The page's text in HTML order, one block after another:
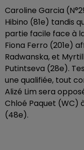
Caroline Garcia
Hibino (81e) tandis
partie facile face à
Fiona Ferro (201e)
Radwanska, et
Putintseva (28e).
une qualifiée, tout
Alizé Lim sera
Chloé Paquet (WC)
(48e).